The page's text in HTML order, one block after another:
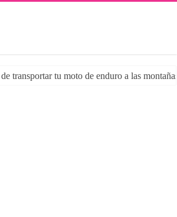
transportar tu moto de enduro a las